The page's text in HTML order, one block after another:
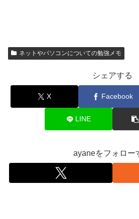
ネットやパソコンについての勉強メモ
シェアする
X Facebook
LINE
ayaneをフォロー